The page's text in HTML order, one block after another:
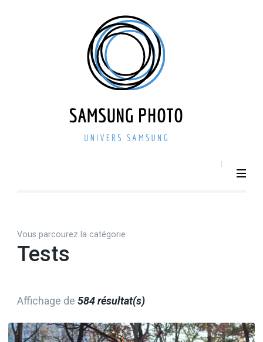
Vous parcourez la catégorie
Tests
Affichage de 584 résultat(s)